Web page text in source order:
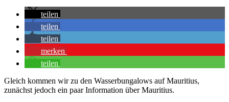
teilen
teilen
teilen
merken
teilen
Gleich kommen wir zu den Wasserbungalows auf Mauritius,
zunächst jedoch ein paar Information über Mauritius.